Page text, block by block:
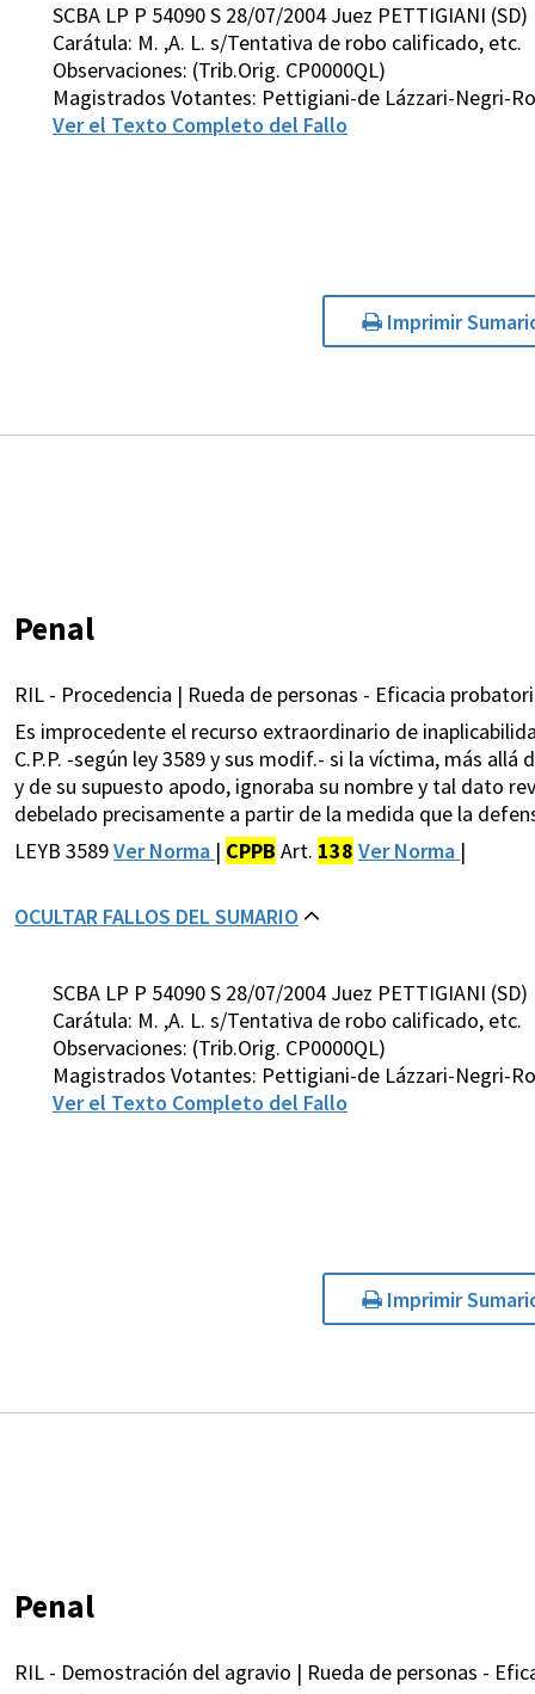
SCBA LP P 54090 S 28/07/2004 Juez PETTIGIANI (SD)
Carátula: M. ,A. L. s/Tentativa de robo calificado, etc.
Observaciones: (Trib.Orig. CP0000QL)
Magistrados Votantes: Pettigiani-de Lázzari-Negri-
Ver el Texto Completo del Fallo
Imprimir
Penal
RIL - Procedencia | Rueda de personas - Eficacia
Es improcedente el recurso extraordinario de
C.P.P. -según ley 3589 y sus modif.- si la víctima, más
y de su supuesto apodo, ignoraba su nombre y tal dato
debelado precisamente a partir de la medida que la
LEYB 3589Ver Norma | CPPB Art. 138 Ver Norma |
OCULTAR FALLOS DEL SUMARIO
SCBA LP P 54090 S 28/07/2004 Juez PETTIGIANI (SD)
Carátula: M. ,A. L. s/Tentativa de robo calificado, etc.
Observaciones: (Trib.Orig. CP0000QL)
Magistrados Votantes: Pettigiani-de Lázzari-Negri-
Ver el Texto Completo del Fallo
Imprimir
Penal
RIL - Demostración del agravio | Rueda de personas -